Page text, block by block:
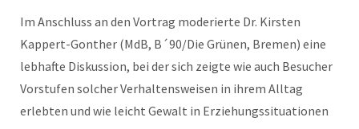
Im Anschluss an den Vortrag moderierte Dr. Kirsten
Kappert-Gonther (MdB, B´90/Die Grünen, Bremen) eine
lebhafte Diskussion, bei der sich zeigte wie auch Besucher
Vorstufen solcher Verhaltensweisen in ihrem Alltag
erlebten und wie leicht Gewalt in Erziehungssituationen